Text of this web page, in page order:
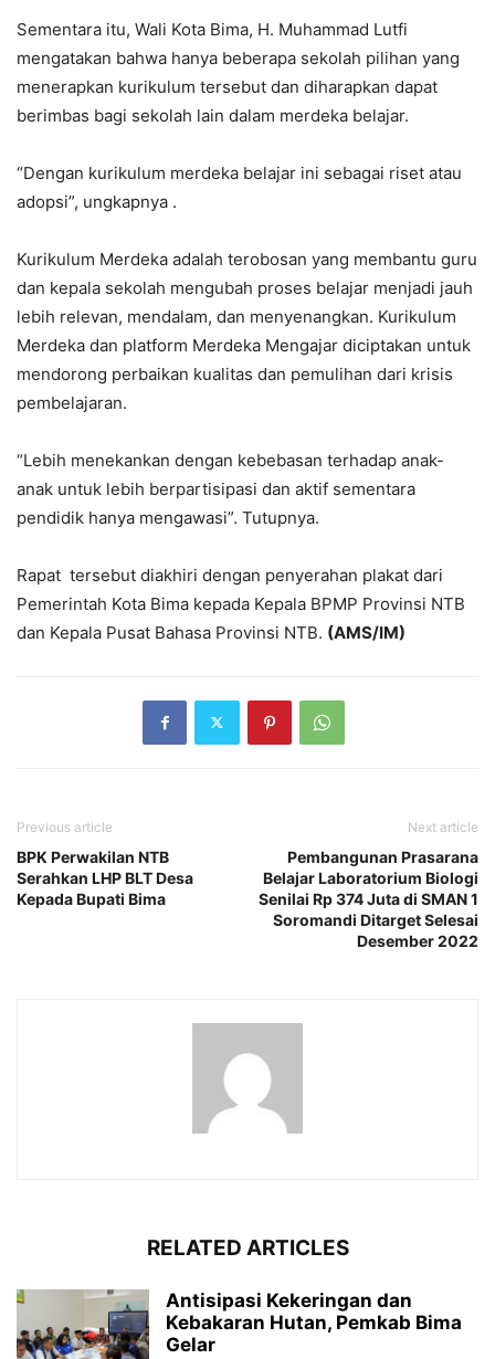
Sementara itu, Wali Kota Bima, H. Muhammad Lutfi
mengatakan bahwa hanya beberapa sekolah pilihan yang
menerapkan kurikulum tersebut dan diharapkan dapat
berimbas bagi sekolah lain dalam merdeka belajar.
“Dengan kurikulum merdeka belajar ini sebagai riset atau
adopsi”, ungkapnya .
Kurikulum Merdeka adalah terobosan yang membantu guru
dan kepala sekolah mengubah proses belajar menjadi jauh
lebih relevan, mendalam, dan menyenangkan. Kurikulum
Merdeka dan platform Merdeka Mengajar diciptakan untuk
mendorong perbaikan kualitas dan pemulihan dari krisis
pembelajaran.
“Lebih menekankan dengan kebebasan terhadap anak-
anak untuk lebih berpartisipasi dan aktif sementara
pendidik hanya mengawasi”. Tutupnya.
Rapat tersebut diakhiri dengan penyerahan plakat dari
Pemerintah Kota Bima kepada Kepala BPMP Provinsi NTB
dan Kepala Pusat Bahasa Provinsi NTB. (AMS/IM)
Previous article
BPK Perwakilan NTB
Serahkan LHP BLT Desa
Kepada Bupati Bima
Next article
Pembangunan Prasarana
Belajar Laboratorium Biologi
Senilai Rp 374 Juta di SMAN 1
Soromandi Ditarget Selesai
Desember 2022
RELATED ARTICLES
Antisipasi Kekeringan dan
Kebakaran Hutan, Pemkab Bima
Gelar